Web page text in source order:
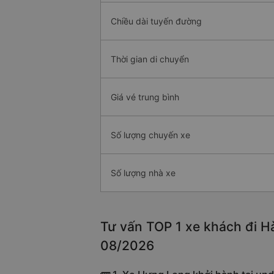
Chiều dài tuyến đường
Thời gian di chuyển
Giá vé trung bình
Số lượng chuyến xe
Số lượng nhà xe
Tư vấn TOP 1 xe khách đi
08/2026